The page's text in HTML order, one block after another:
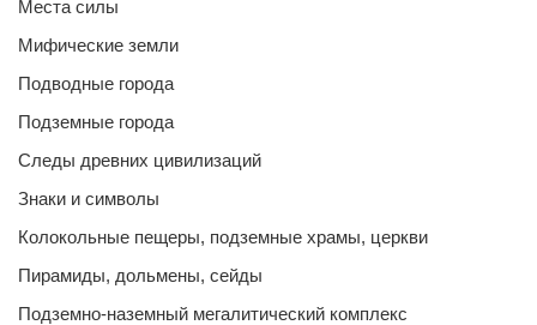
Места силы
Мифические земли
Подводные города
Подземные города
Следы древних цивилизаций
Знаки и символы
Колокольные пещеры, подземные храмы, церкви
Пирамиды, дольмены, сейды
Подземно-наземный мегалитический комплекс